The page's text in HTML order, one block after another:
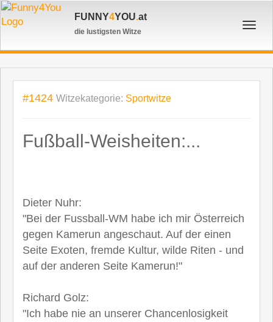
FUNNY4YOU.at
die lustigsten Witze
#1424 Witzekategorie: Sportwitze
Fußball-Weisheiten:...
Dieter Nuhr:
"Bei der Fussball-WM habe ich mir Österreich
gegen Kamerun angeschaut. Auf der einen
Seite Exoten, fremde Kultur, wilde Riten - und
auf der anderen Seite Kamerun!"
Richard Golz:
"Ich habe nie an unserer Chancenlosigkeit